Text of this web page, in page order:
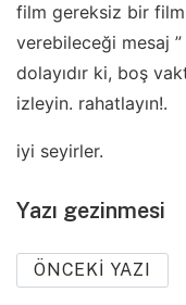
film gereksiz bir
verebileceği mesaj ”
dolayıdır ki, boş
izleyin. rahatlayın!.
iyi seyirler.
Yazı gezinmesi
ÖNCEKI YAZI